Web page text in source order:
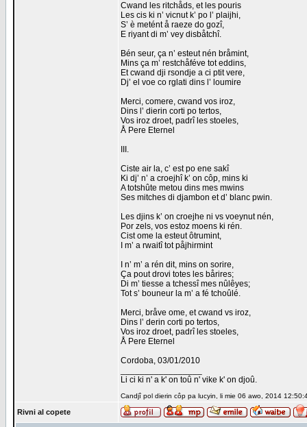
Cwand les ritchåds, et les pouris
Les cis ki n’ vicnut k’ po l’ plaijhi,
S’ è metént å raeze do gozî,
E riyant di m’ vey disbåtchî.
Bén seur, ça n’ esteut nén bråmint,
Mins ça m’ restchåféve tot eddins,
Et cwand dji rsondje a ci ptit vere,
Dj’ el voe co rglati dins l’ loumire
Merci, comere, cwand vos iroz,
Dins l’ dierin corti po tertos,
Vos iroz droet, padrî les stoeles,
Å Pere Eternel
III.
Ciste air la, c’ est po ene sakî
Ki dj’ n’ a croejhî k’ on côp, mins ki
A totshûte metou dins mes mwins
Ses mitches di djambon et d’ blanc pwin.
Les djins k’ on croejhe ni vs voeynut nén,
Por zels, vos estoz moens ki rén.
Cist ome la esteut ôtrumint,
I m’ a rwaitî tot påjhirmint
I n’ m’ a rén dit, mins on sorire,
Ça pout drovi totes les bårires;
Di m’ tiesse a tchessî mes nûlêyes;
Tot s’ bouneur la m’ a fé tchoûlé.
Merci, bråve ome, et cwand vs iroz,
Dins l’ derin corti po tertos,
Vos iroz droet, padrî les stoeles,
Å Pere Eternel
Cordoba, 03/01/2010
Li ci ki n' a k' on toû n' vike k' on djoû.
Candjî pol dierin côp pa lucyin, li mie 06 awo, 2014
Rivni al copete